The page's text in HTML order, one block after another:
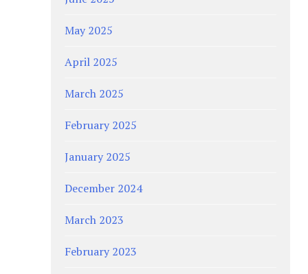
May 2025
April 2025
March 2025
February 2025
January 2025
December 2024
March 2023
February 2023